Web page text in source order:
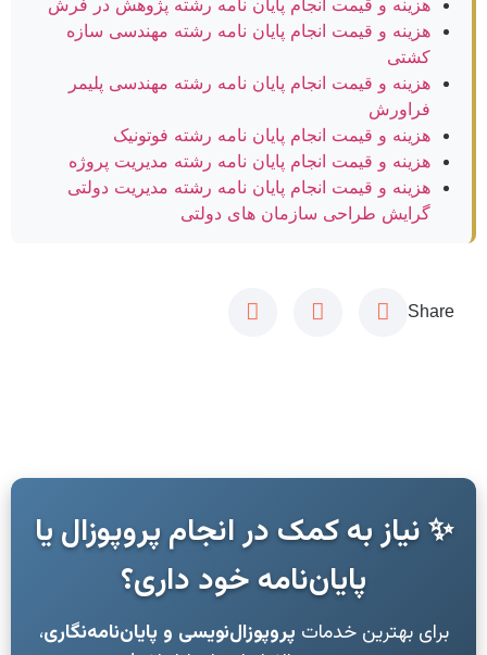
هزینه و قیمت انجام پایان نامه رشته مهندسی سازه
کشتی
هزینه و قیمت انجام پایان نامه رشته مهندسی پلیمر
فراورش
هزینه و قیمت انجام پایان نامه رشته فوتونیک
هزینه و قیمت انجام پایان نامه رشته مدیریت پروژه
هزینه و قیمت انجام پایان نامه رشته مدیریت دولتی
گرایش طراحی سازمان های دولتی
Share
✨ نیاز به کمک در انجام پروپوزال یا
پایان‌نامه خود داری؟
برای بهترین خدمات پروپوزال‌نویسی و پایان‌نامه‌نگاری،